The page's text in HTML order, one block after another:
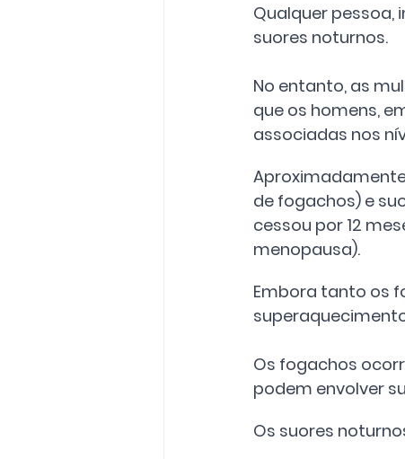
Qualquer pessoa,
suores noturnos.
No entanto, as
que os homens,
associadas nos
de fogachos) e
cessou por 12
menopausa).
Embora tanto os
Os fogachos
podem envolver
Os suores